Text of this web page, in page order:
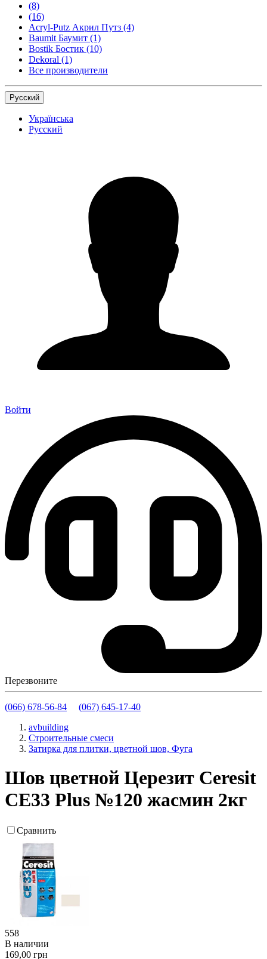
(8)
(16)
Acryl-Putz Акрил Путз (4)
Baumit Баумит (1)
Bostik Бостик (10)
Dekoral (1)
Все производители
Русский
Українська
Русский
Войти
Перезвоните
(066) 678-56-84
(067) 645-17-40
avbuilding
Строительные смеси
Затирка для плитки, цветной шов, Фуга
Шов цветной Церезит Ceresit
СЕ33 Plus №120 жасмин 2кг
Сравнить
558
В наличии
169,00 грн